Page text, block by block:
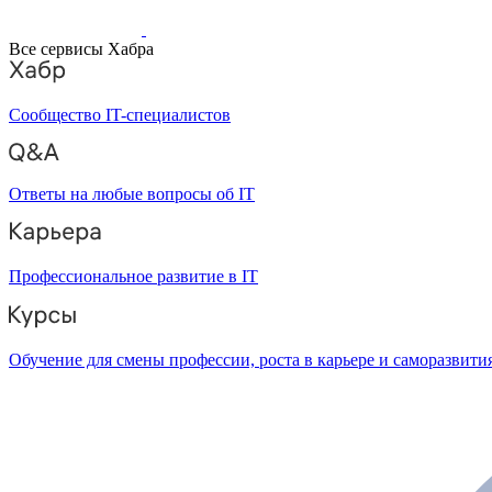
Все сервисы Хабра
Сообщество IT-специалистов
Ответы на любые вопросы об IT
Профессиональное развитие в IT
Обучение для смены профессии, роста в карьере и